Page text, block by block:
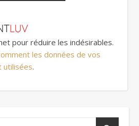
pour réduire les indésirables.
les données de vos
utilisées.